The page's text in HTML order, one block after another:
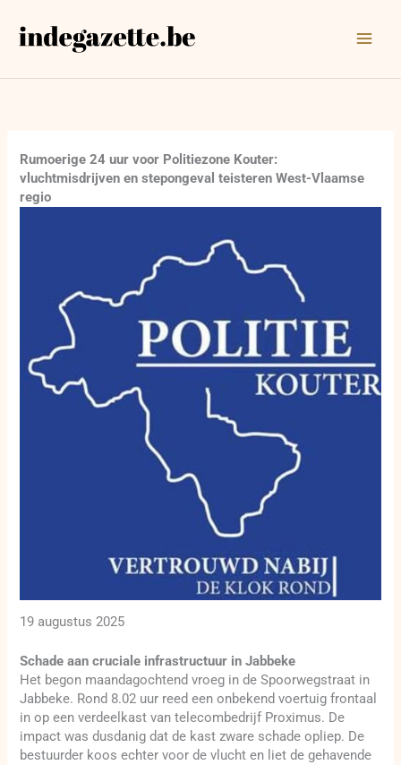
naar
Rumoerige 24 uur voor Politiezone Kouter:
vluchtmisdrijven en stepongeval teisteren West-Vlaamse
regio
19 augustus 2025
Schade aan cruciale infrastructuur in Jabbeke
Het begon maandagochtend vroeg in de Spoorwegstraat in
Jabbeke. Rond 8.02 uur reed een onbekend voertuig frontaal
in op een verdeelkast van telecombedrijf Proximus. De
impact was dusdanig dat de kast zware schade opliep. De
bestuurder koos echter voor de vlucht en liet de gehavende